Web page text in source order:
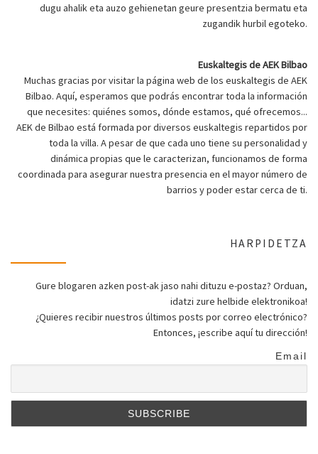
dugu ahalik eta auzo gehienetan geure presentzia bermatu eta
zugandik hurbil egoteko.
Euskaltegis de AEK Bilbao
Muchas gracias por visitar la página web de los euskaltegis de AEK
Bilbao. Aquí, esperamos que podrás encontrar toda la información
que necesites: quiénes somos, dónde estamos, qué ofrecemos...
AEK de Bilbao está formada por diversos euskaltegis repartidos por
toda la villa. A pesar de que cada uno tiene su personalidad y
dinámica propias que le caracterizan, funcionamos de forma
coordinada para asegurar nuestra presencia en el mayor número de
barrios y poder estar cerca de ti.
HARPIDETZA
Gure blogaren azken post-ak jaso nahi dituzu e-postaz? Orduan,
idatzi zure helbide elektronikoa!
¿Quieres recibir nuestros últimos posts por correo electrónico?
Entonces, ¡escribe aquí tu dirección!
Email